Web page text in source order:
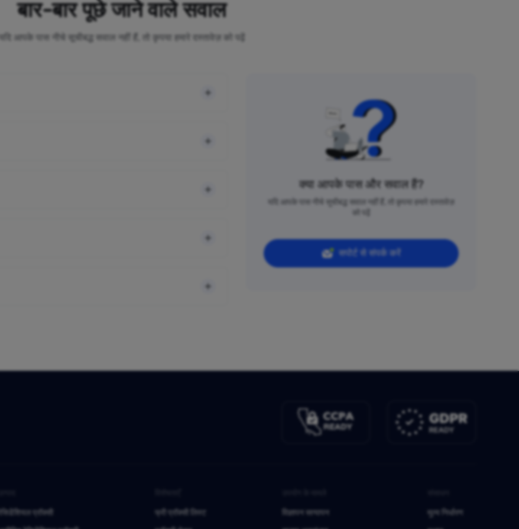
बार-बार पूछे जाने वाले सवाल
यदि आपके पास नीचे सूचीबद्ध सवाल नहीं हैं, तो कृपया हमारे दस्तावेज़ को पढ़ें
क्या आपके पास और सवाल हैं?
यदि आपके पास नीचे सूचीबद्ध सवाल नहीं हैं, तो कृपया हमारे दस्तावेज़
सपोर्ट से संपर्क करें
रेसिडेंशियल प्रॉक्सी
फ्री प्रॉक्सी लिस्ट
विज्ञापन सत्यापन
मूल्य निर्धारण